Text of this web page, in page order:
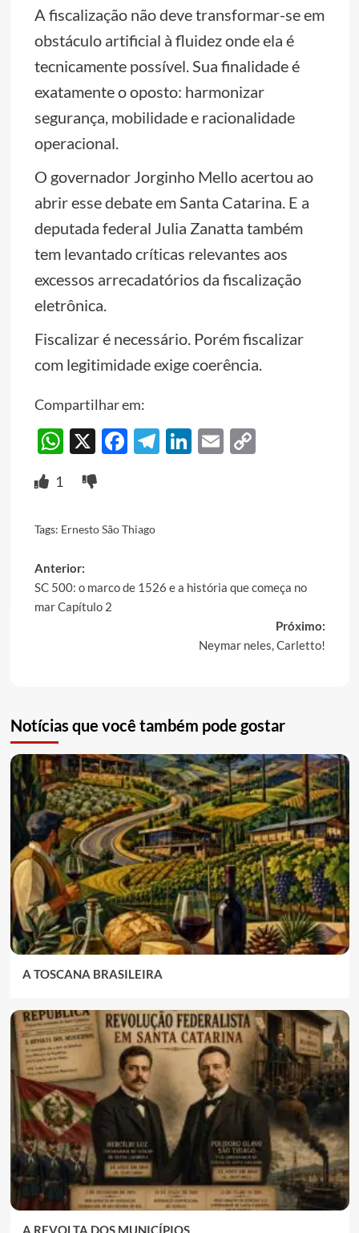
A fiscalização não deve transformar-se em
obstáculo artificial à fluidez onde ela é
tecnicamente possível. Sua finalidade é
exatamente o oposto: harmonizar
segurança, mobilidade e racionalidade
operacional.
O governador Jorginho Mello acertou ao
abrir esse debate em Santa Catarina. E a
deputada federal Julia Zanatta também
tem levantado críticas relevantes aos
excessos arrecadatórios da fiscalização
eletrônica.
Fiscalizar é necessário. Porém fiscalizar
com legitimidade exige coerência.
Compartilhar em:
WhatsApp
X Facebook
Telegram
LinkedIn
EmailCopy
1
Tags: Ernesto São Thiago
Post
navigation
Anterior:
SC 500: o marco de 1526 e a história que começa no
mar Capítulo 2
Próximo:
Neymar neles, Carletto!
Notícias que você também pode gostar
A TOSCANA BRASILEIRA